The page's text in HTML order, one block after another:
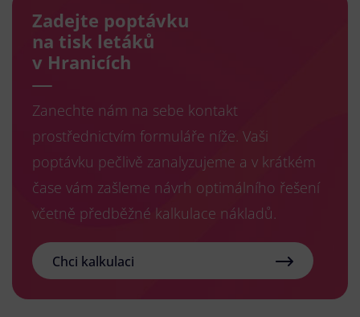
Zadejte poptávku
na tisk letáků
v Hranicích
Zanechte nám na sebe kontakt
prostřednictvím formuláře níže. Vaši
poptávku pečlivě zanalyzujeme a v krátkém
čase vám zašleme návrh optimálního řešení
včetně předběžné kalkulace nákladů.
Chci kalkulaci